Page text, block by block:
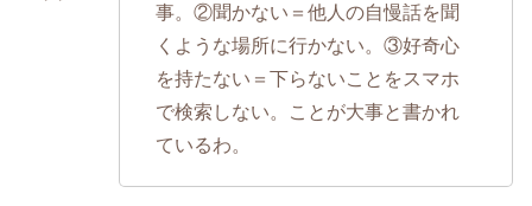
事。②聞かない＝他人の自慢話を聞
くような場所に行かない。③好奇心
を持たない＝下らないことをスマホ
で検索しない。ことが大事と書かれ
ているわ。